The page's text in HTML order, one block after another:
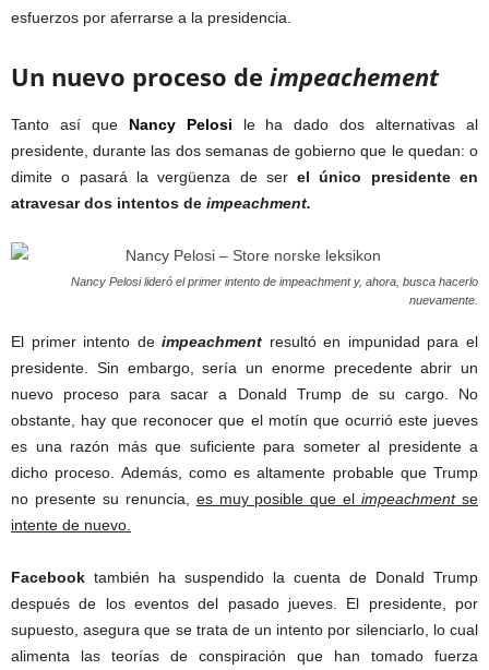
esfuerzos por aferrarse a la presidencia.
Un nuevo proceso de impeachement
Tanto así que Nancy Pelosi le ha dado dos alternativas al
presidente, durante las dos semanas de gobierno que le quedan: o
dimite o pasará la vergüenza de serel único presidente en
atravesar dos intentos de impeachment.
Nancy Pelosi lideró el primer intento de impeachment y, ahora, busca hacerlo
nuevamente.
El primer intento deimpeachment resultó en impunidad para el
presidente. Sin embargo, sería un enorme precedente abrir un
nuevo proceso para sacar a Donald Trump de su cargo. No
obstante, hay que reconocer que el motín que ocurrió este jueves
es una razón más que suficiente para someter al presidente a
dicho proceso. Además, como es altamente probable que Trump
no presente su renuncia, es muy posible que elimpeachmentse
intente de nuevo.
Facebook también ha suspendido la cuenta de Donald Trump
después de los eventos del pasado jueves. El presidente, por
supuesto, asegura que se trata de un intento por silenciarlo, lo cual
alimenta las teorías de conspiración que han tomado fuerza